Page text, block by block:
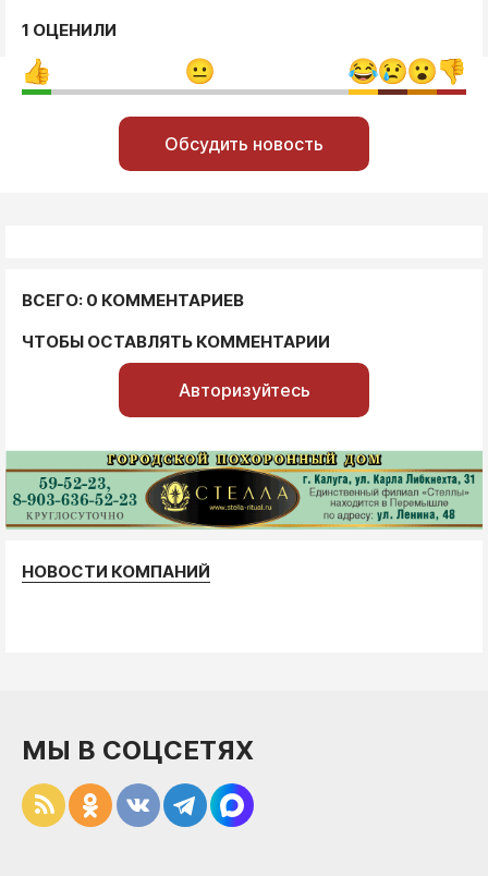
1 ОЦЕНИЛИ
Обсудить новость
ВСЕГО: 0 КОММЕНТАРИЕВ
ЧТОБЫ ОСТАВЛЯТЬ КОММЕНТАРИИ
Авторизуйтесь
НОВОСТИ КОМПАНИЙ
МЫ В СОЦСЕТЯХ